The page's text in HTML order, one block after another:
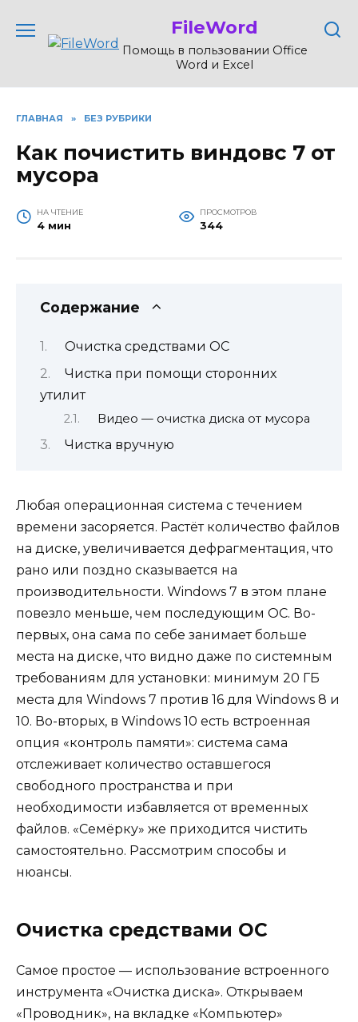
содержанию
FileWord
Помощь в пользовании Office
Word и Excel
ГЛАВНАЯ » БЕЗ РУБРИКИ
Как почистить виндовс 7 от
мусора
НА ЧТЕНИЕ
4 мин
ПРОСМОТРОВ
344
Содержание
Очистка средствами ОС
Чистка при помощи сторонних
утилит
Видео — очистка диска от мусора
Чистка вручную
Любая операционная система с течением
времени засоряется. Растёт количество файлов
на диске, увеличивается дефрагментация, что
рано или поздно сказывается на
производительности. Windows 7 в этом плане
повезло меньше, чем последующим ОС. Во-
первых, она сама по себе занимает больше
места на диске, что видно даже по системным
требованиям для установки: минимум 20 ГБ
места для Windows 7 против 16 для Windows 8 и
10. Во-вторых, в Windows 10 есть встроенная
опция «контроль памяти»: система сама
отслеживает количество оставшегося
свободного пространства и при
необходимости избавляется от временных
файлов. «Семёрку» же приходится чистить
самостоятельно. Рассмотрим способы и
нюансы.
Очистка средствами ОС
Самое простое — использование встроенного
инструмента «Очистка диска». Открываем
«Проводник», на вкладке «Компьютер»